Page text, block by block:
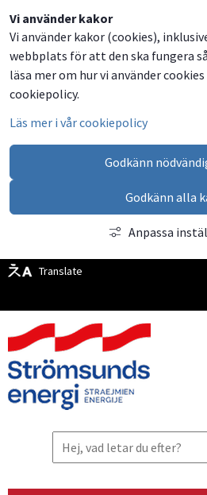
Vi använder kakor
Vi använder kakor (cookies),
webbplats för att den ska fungera
läsa mer om hur vi använder
cookiepolicy.
Läs mer i vår cookiepolicy
Godkänn
Godkänn alla
Anpassa
Translate